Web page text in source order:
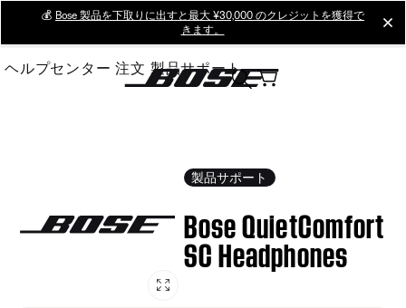
Main
💰 Bose 製品を下取りに出すと最大 ¥30,000 のクレジットを獲得で
きます。
ヘルプセンター 注文 製品サポート
製品サポート
Bose QuietComfort
SC Headphones